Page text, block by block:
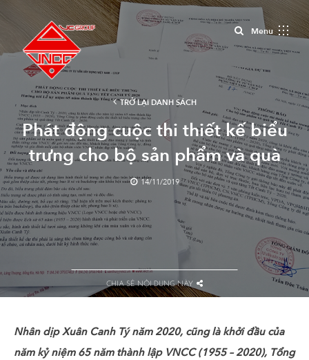
MenuClose
TRỞ LẠI DANH SÁCH
Phát động cuộc thi thiết kế biểu
trưng cho bộ sản phẩm và quà
tặng năm mới VNCC Xuân Canh
Tý 2020.
14/11/2019
CHIA SẺ NỘI DUNG NÀY
Nhân dịp Xuân Canh Tý năm 2020, cũng là khởi đầu của
năm kỷ niệm 65 năm thành lập VNCC (1955 – 2020), Tổng